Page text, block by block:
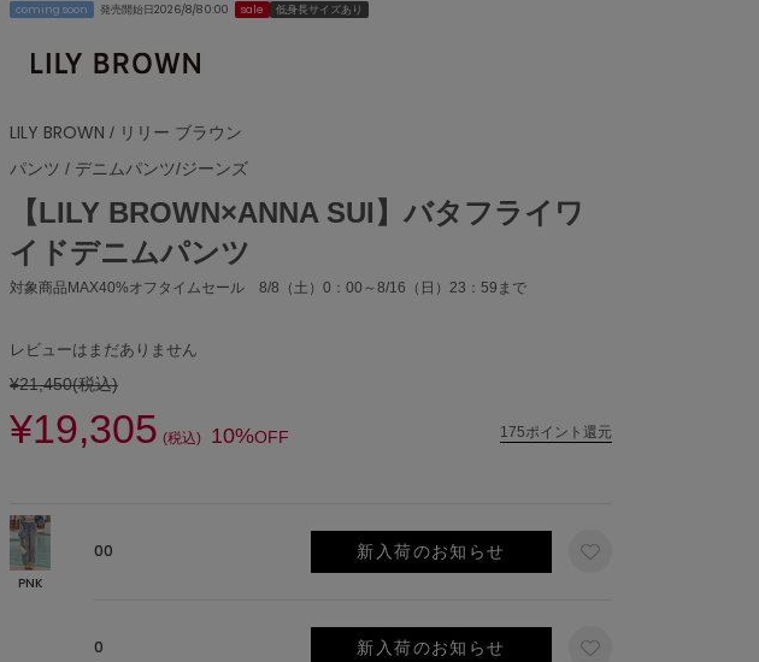
coming soon 発売開始日2026/8/8 0:00 sale 低身長サイズあり
LILY BROWN / リリー ブラウン
パンツ / デニムパンツ/ジーンズ
【LILY BROWN×ANNA SUI】バタフライワ
イドデニムパンツ
対象商品MAX40%オフタイムセール 8/8（土）0：00～8/16（日）23：59まで
レビューはまだありません
¥21,450(税込)
¥19,305 (税込) 10%OFF 175ポイント還元
PNK
00 新入荷のお知らせ
0 新入荷のお知らせ
: ✕ 1: ✕